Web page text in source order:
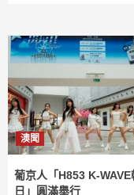
澳聞
葡京人「H853 K-WAVE
日」圓滿舉行